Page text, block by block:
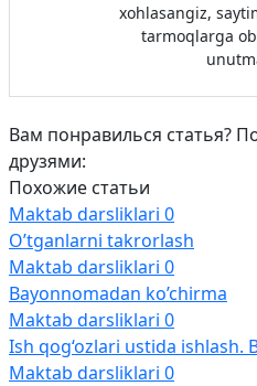
xohlasangiz,
tarmoqlarga
Вам понравилься статья?
друзями:
Похожие статьи
Maktab darsliklari 0
O’tganlarni takrorlash
Maktab darsliklari 0
Bayonnomadan ko’chirma
Maktab darsliklari 0
Ish qog‘ozlari ustida ishlash.
Maktab darsliklari 0